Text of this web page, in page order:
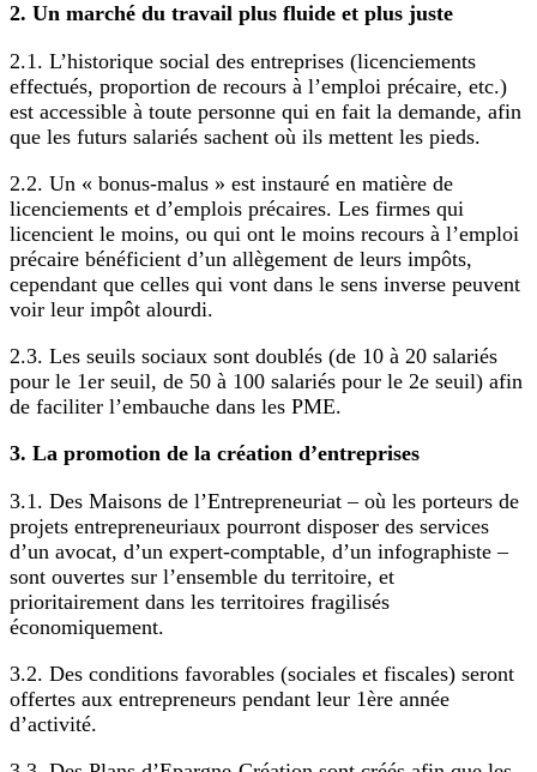
2. Un marché du travail plus fluide et plus juste
2.1. L’historique social des entreprises (licenciements
effectués, proportion de recours à l’emploi précaire, etc.)
est accessible à toute personne qui en fait la demande, afin
que les futurs salariés sachent où ils mettent les pieds.
2.2. Un « bonus-malus » est instauré en matière de
licenciements et d’emplois précaires. Les firmes qui
licencient le moins, ou qui ont le moins recours à l’emploi
précaire bénéficient d’un allègement de leurs impôts,
cependant que celles qui vont dans le sens inverse peuvent
voir leur impôt alourdi.
2.3. Les seuils sociaux sont doublés (de 10 à 20 salariés
pour le 1er seuil, de 50 à 100 salariés pour le 2e seuil) afin
de faciliter l’embauche dans les PME.
3. La promotion de la création d’entreprises
3.1. Des Maisons de l’Entrepreneuriat – où les porteurs de
projets entrepreneuriaux pourront disposer des services
d’un avocat, d’un expert-comptable, d’un infographiste –
sont ouvertes sur l’ensemble du territoire, et
prioritairement dans les territoires fragilisés
économiquement.
3.2. Des conditions favorables (sociales et fiscales) seront
offertes aux entrepreneurs pendant leur 1ère année
d’activité.